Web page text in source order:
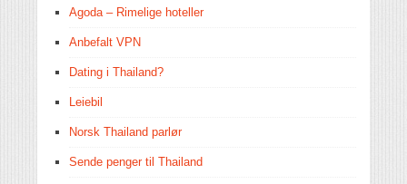
Agoda – Rimelige hoteller
Anbefalt VPN
Dating i Thailand?
Leiebil
Norsk Thailand parlør
Sende penger til Thailand